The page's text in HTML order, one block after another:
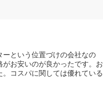
という位置づけの会社なの
お安いのが良かったです。お
コスパに関しては優れている